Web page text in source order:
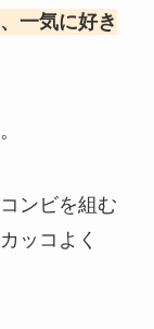
一気に好き
ンビを組む
ッコよく